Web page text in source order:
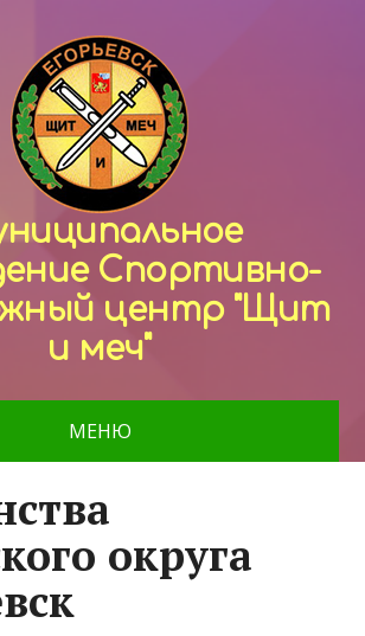
Спортивно-
центр "Щит
и меч"
МЕНЮ
округа